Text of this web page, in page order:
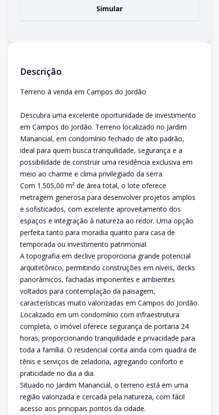
Simular
Descrição
Terreno à venda em Campos do Jordão
Descubra uma excelente oportunidade de investimento
em Campos do Jordão. Terreno localizado no Jardim
Manancial, em condomínio fechado de alto padrão,
ideal para quem busca tranquilidade, segurança e a
possibilidade de construir uma residência exclusiva em
meio ao charme e clima privilegiado da serra.
Com 1.505,00 m² de área total, o lote oferece
metragem generosa para desenvolver projetos amplos
e sofisticados, com excelente aproveitamento dos
espaços e integração à natureza ao redor. Uma opção
perfeita tanto para moradia quanto para casa de
temporada ou investimento patrimonial.
A topografia em declive proporciona grande potencial
arquitetônico, permitindo construções em níveis, decks
panorâmicos, fachadas imponentes e ambientes
voltados para contemplação da paisagem,
características muito valorizadas em Campos do Jordão.
Localizado em um condomínio com infraestrutura
completa, o imóvel oferece segurança de portaria 24
horas, proporcionando tranquilidade e privacidade para
toda a família. O residencial conta ainda com quadra de
tênis e serviços de zeladoria, agregando conforto e
praticidade no dia a dia.
Situado no Jardim Manancial, o terreno está em uma
região valorizada e cercada pela natureza, com fácil
acesso aos principais pontos da cidade.